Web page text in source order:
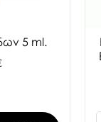
5 ml.